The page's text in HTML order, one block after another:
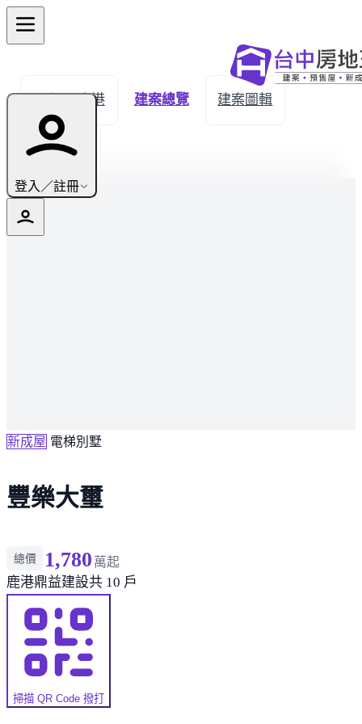
登入／註冊
← 返回鹿港 建案總覽 建案圖輯
生活機能
新成屋 電梯別墅
豐樂大璽
總價 1,780 萬起
鹿港鼎益建設共 10 戶
掃描 QR Code 撥打